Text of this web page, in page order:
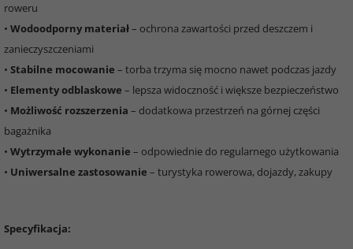
roweru
• Wodoodporny materiał– ochrona zawartości przed deszczem i
zanieczyszczeniami
• Stabilne mocowanie – torba trzyma się mocno nawet podczas jazdy
• Elementy odblaskowe – lepsza widoczność i większe bezpieczeństwo
• Możliwość rozszerzenia – dodatkowa przestrzeń na górnej części
bagażnika
• Wytrzymałe wykonanie – odpowiednie do regularnego użytkowania
• Uniwersalne zastosowanie – turystyka rowerowa, dojazdy, zakupy
Specyfikacja: